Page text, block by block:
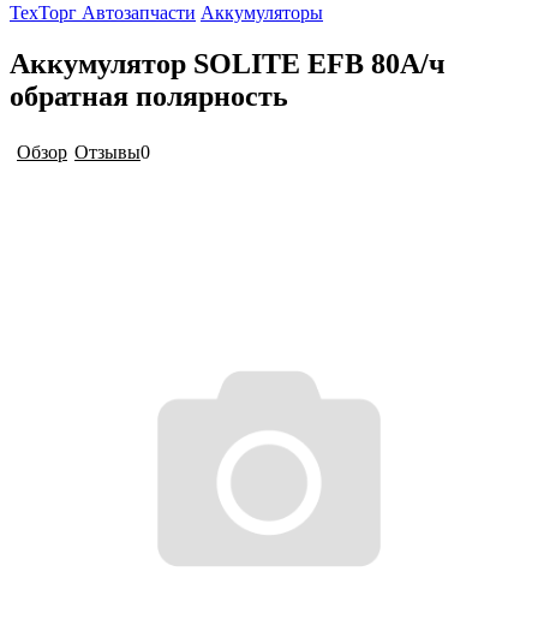
ТехТорг Автозапчасти Аккумуляторы
Аккумулятор SOLITE EFB 80А/ч
обратная полярность
Обзор Отзывы0